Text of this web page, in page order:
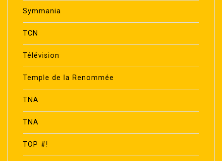
Symmania
TCN
Télévision
Temple de la Renommée
TNA
TNA
TOP #!